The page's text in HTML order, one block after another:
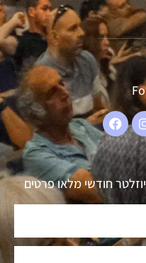
חודשי מלאו פרטים